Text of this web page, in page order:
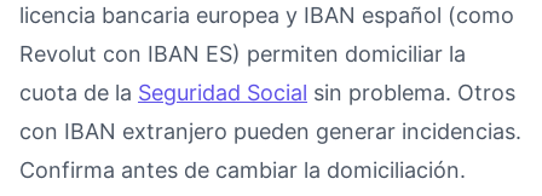
licencia bancaria europea y IBAN español (como
Revolut con IBAN ES) permiten domiciliar la
cuota de la Seguridad Social sin problema. Otros
con IBAN extranjero pueden generar incidencias.
Confirma antes de cambiar la domiciliación.